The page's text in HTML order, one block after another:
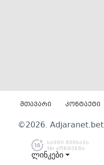
მთავარი კონტაქტი
ლინკები ⏷
©2026. Adjaranet.bet